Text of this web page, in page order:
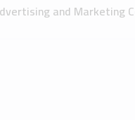
and Marketing